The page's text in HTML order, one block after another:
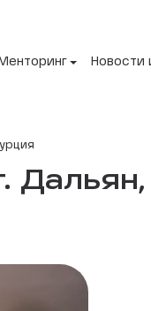
Менторинг Новости